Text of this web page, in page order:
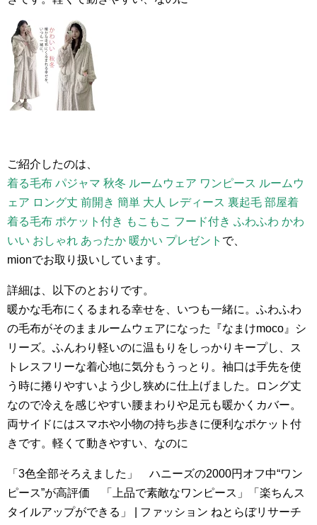
ご紹介したのは、
着る毛布 パジャマ 秋冬 ルームウェア ワンピース ルームウ
ェア ロング丈 前開き 簡単 大人 レディース 裏起毛 部屋着
着る毛布 ポケット付き もこもこ フード付き ふわふわ かわ
いい おしゃれ あったか 暖かい プレゼント で、
mionでお取り扱いしています。
詳細は、以下のとおりです。
暖かな毛布にくるまれる幸せを、いつも一緒に。ふわふわ
の毛布がそのままルームウェアになった『なまけmoco』シ
リーズ。ふんわり軽いのに温もりをしっかりキープし、ス
トレスフリーな着心地に気分もうっとり。袖口は手先を使
う時に捲りやすいよう少し狭めに仕上げました。ロング丈
なので冷えを感じやすい腰まわりや足元も暖かくカバー。
両サイドにはスマホや小物の持ち歩きに便利なポケット付
きです。軽くて動きやすい、なのに
「3色全部そろえました」 ハニーズの2000円オフ中“ワン
ピース”が高評価 「上品で素敵なワンピース」「楽ちんス
タイルアップができる」 | ファッション ねとらぼリサーチ